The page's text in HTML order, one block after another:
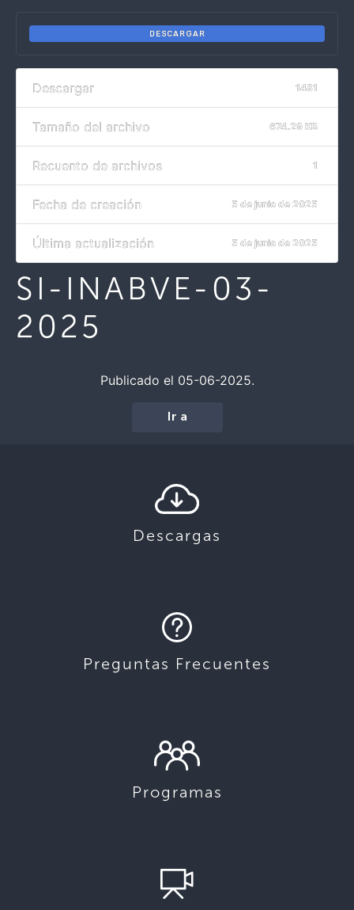
DESCARGAR
Descargar 1481
Tamaño del archivo 674.29 KB
Recuento de archivos 1
Fecha de creación 5 de junio de 2025
Última actualización 5 de junio de 2025
SI-INABVE-03-
2025
Publicado el 05-06-2025.
Ir a
Descargas
Preguntas Frecuentes
Programas